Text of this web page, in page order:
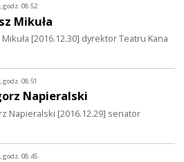
godz. 08:52
Mikuła
[2016.12.30] dyrektor Teatru Kana
godz. 08:51
Napieralski
Napieralski [2016.12.29] senator
godz. 08:45